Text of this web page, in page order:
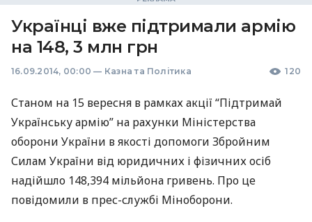
Українці вже підтримали армію
на 148, 3 млн грн
16.09.2014, 00:00 — Казна та Політика 120
Станом на 15 вересня в рамках акції “Підтримай
Українську армію” на рахунки Міністерства
оборони України в якості допомоги Збройним
Силам України від юридичних і фізичних осіб
надійшло 148,394 мільйона гривень. Про це
повідомили в прес-службі Міноборони.